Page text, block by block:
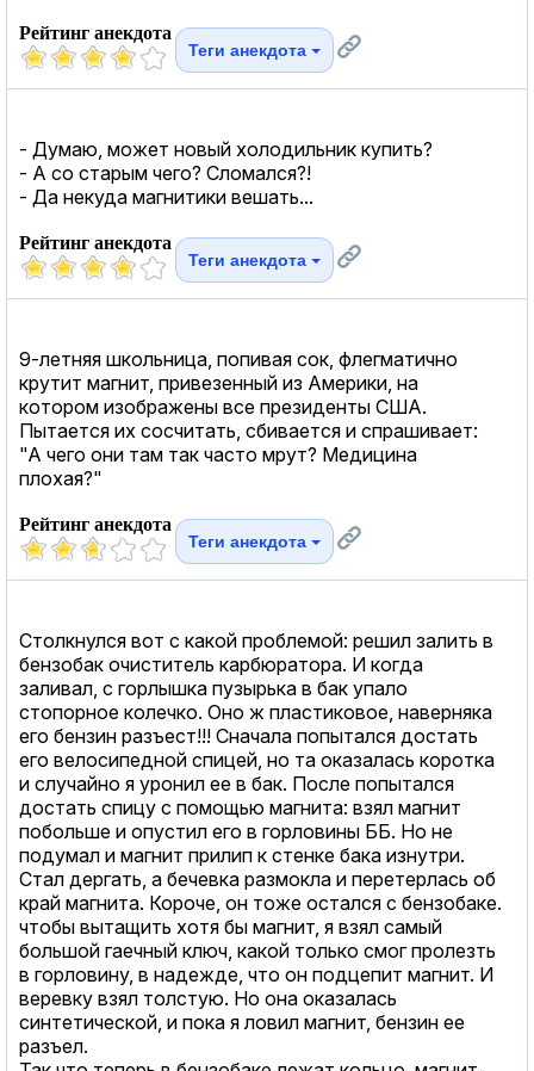
Рейтинг анекдота
Теги анекдота
- Думаю, может новый холодильник купить?
- А со старым чего? Сломался?!
- Да некуда магнитики вешать...
Рейтинг анекдота
Теги анекдота
9-летняя школьница, попивая сок, флегматично
крутит магнит, привезенный из Америки, на
котором изображены все президенты США.
Пытается их сосчитать, сбивается и спрашивает:
"А чего они там так часто мрут? Медицина
плохая?"
Рейтинг анекдота
Теги анекдота
Столкнулся вот с какой проблемой: решил залить в
бензобак очиститель карбюратора. И когда
заливал, с горлышка пузырька в бак упало
стопорное колечко. Оно ж пластиковое, наверняка
его бензин разъест!!! Сначала попытался достать
его велосипедной спицей, но та оказалась коротка
и случайно я уронил ее в бак. После попытался
достать спицу с помощью магнита: взял магнит
побольше и опустил его в горловины ББ. Но не
подумал и магнит прилип к стенке бака изнутри.
Стал дергать, а бечевка размокла и перетерлась об
край магнита. Короче, он тоже остался с бензобаке.
чтобы вытащить хотя бы магнит, я взял самый
большой гаечный ключ, какой только смог пролезть
в горловину, в надежде, что он подцепит магнит. И
веревку взял толстую. Но она оказалась
синтетической, и пока я ловил магнит, бензин ее
разъел.